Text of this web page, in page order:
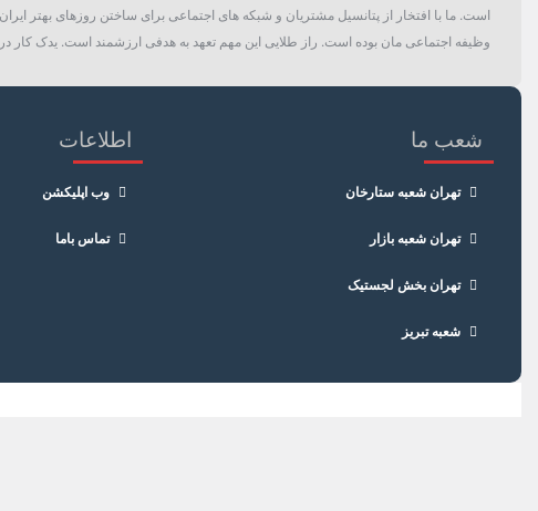
است. ما با افتخار از پتانسیل مشتریان و شبکه های اجتماعی برای ساختن روزهای بهتر
وظیفه اجتماعی مان بوده است. راز طلایی این مهم تعهد به هدفی ارزشمند است. یدک کار
شعب ما
تهران شعبه ستارخان
تهران شعبه بازار
تهران بخش لجستیک
شعبه تبریز
اطلاعات
وب اپلیکشن
تماس باما